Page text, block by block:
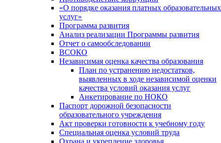
«О порядке оказания платных образовательных
услуг»
Программа развития
Анализ реализации Программы развития
Отчет о самообследовании
ВСОКО
Независимая оценка качества образования
План по устранению недостатков,
выявленных в ходе независимой оценки
качества условий оказания услуг
Анкетирование по НОКО
Паспорт дорожной безопасности
образовательного учреждения
Акт проверки готовности к учебному году
Специальная оценка условий труда
Охрана и укрепление здоровья